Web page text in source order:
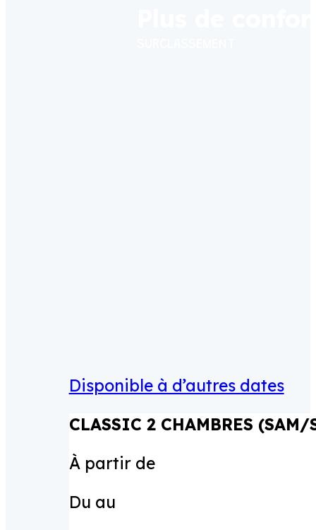
Disponible à d’autres dates
CLASSIC 2 CHAMBRES (SAM/
À partir de
Du au